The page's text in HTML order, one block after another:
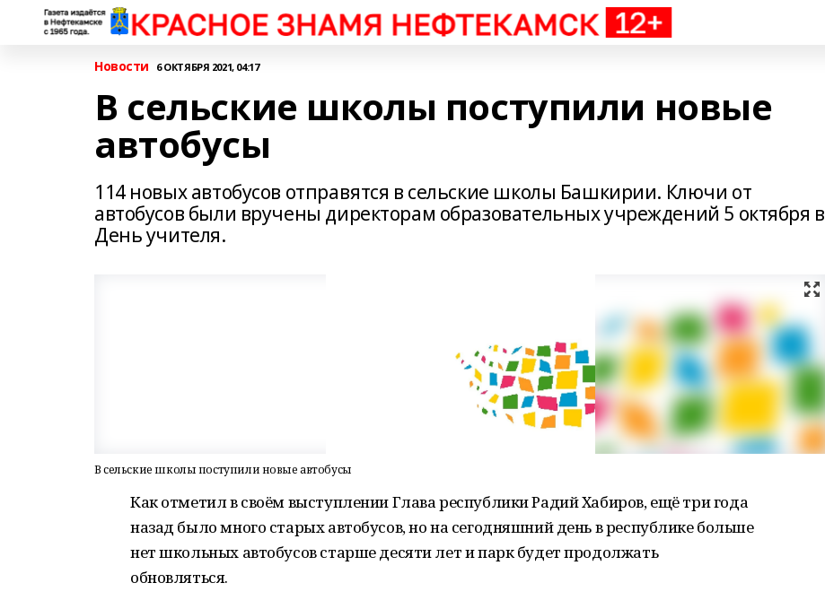
Новости 6 ОКТЯБРЯ 2021, 04:17
В сельские школы поступили новые
автобусы
114 новых автобусов отправятся в сельские школы Башкирии. Ключи от
автобусов были вручены директорам образовательных учреждений 5 октября в
День учителя.
В сельские школы поступили новые автобусы
Как отметил в своём выступлении Глава республики Радий Хабиров, ещё три года
назад было много старых автобусов, но на сегодняшний день в республике больше
нет школьных автобусов старше десяти лет и парк будет продолжать
обновляться.